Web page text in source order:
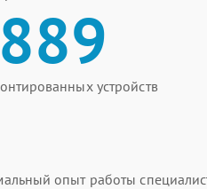
устройств
опыт работы